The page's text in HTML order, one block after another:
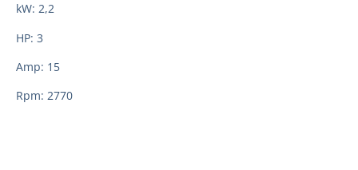
kW: 2,2
HP: 3
Amp: 15
Rpm: 2770